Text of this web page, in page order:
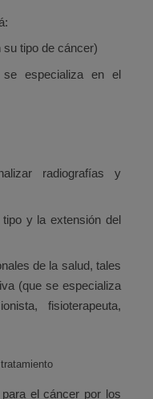
tipo de cáncer)
especializa en el
radiografías y
y la extensión del
de la salud, tales
(que se especializa
fisioterapeuta,
el cáncer por los